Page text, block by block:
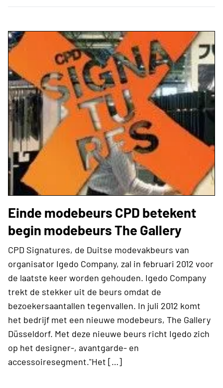
Einde modebeurs CPD betekent
begin modebeurs The Gallery
CPD Signatures, de Duitse modevakbeurs van
organisator Igedo Company, zal in februari 2012 voor
de laatste keer worden gehouden. Igedo Company
trekt de stekker uit de beurs omdat de
bezoekersaantallen tegenvallen. In juli 2012 komt
het bedrijf met een nieuwe modebeurs, The Gallery
Düsseldorf. Met deze nieuwe beurs richt Igedo zich
op het designer-, avantgarde- en
accessoiresegment."Het […]